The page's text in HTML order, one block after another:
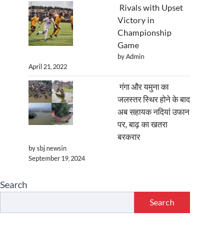
Rivals with Upset
Victory in
Championship
Game
by Admin
April 21, 2022
गंगा और यमुना का
जलस्तर स्थिर होने के बाद
अब सहायक नदियां उफान
पर, बाढ़ का खतरा
बरकरार
by sbj newsin
September 19, 2024
Search
Search